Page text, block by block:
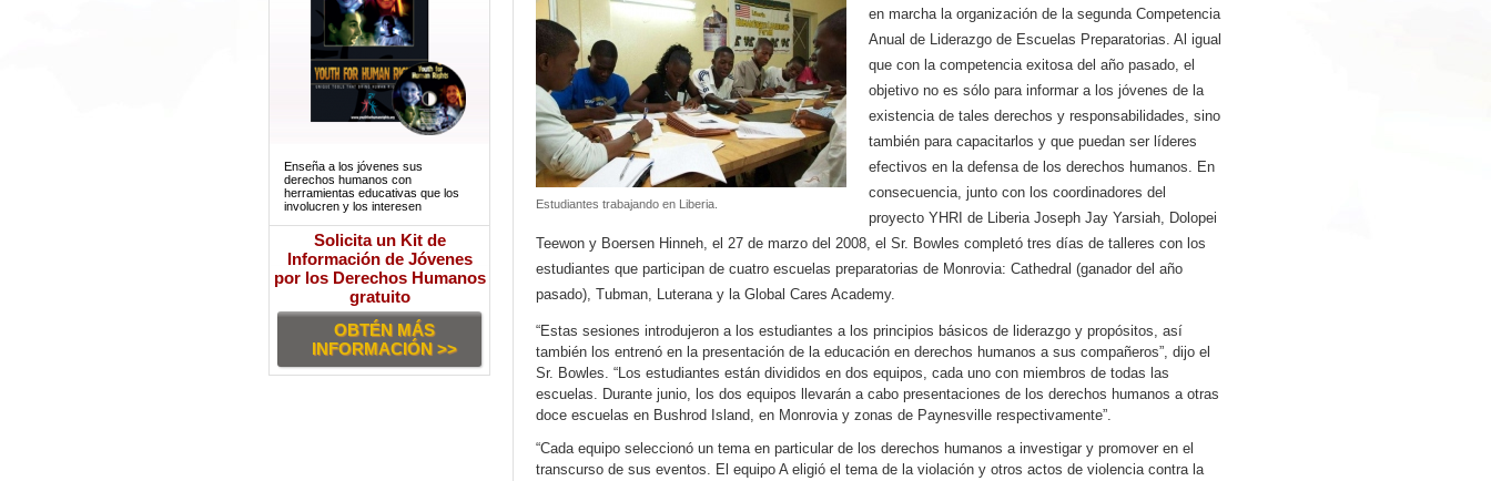
Enseña a los jóvenes sus
derechos humanos con
herramientas educativas que los
involucren y los interesen
Solicita un Kit de
Información de Jóvenes
por los Derechos Humanos
gratuito
OBTÉN MÁS
INFORMACIÓN >>
Estudiantes trabajando en Liberia.
en marcha la organización de la segunda Competencia
Anual de Liderazgo de Escuelas Preparatorias. Al igual
que con la competencia exitosa del año pasado, el
objetivo no es sólo para informar a los jóvenes de la
existencia de tales derechos y responsabilidades, sino
también para capacitarlos y que puedan ser líderes
efectivos en la defensa de los derechos humanos. En
consecuencia, junto con los coordinadores del
proyecto YHRI de Liberia Joseph Jay Yarsiah, Dolopei
Teewon y Boersen Hinneh, el 27 de marzo del 2008, el Sr. Bowles completó tres días de talleres con los
estudiantes que participan de cuatro escuelas preparatorias de Monrovia: Cathedral (ganador del año
pasado), Tubman, Luterana y la Global Cares Academy.
“Estas sesiones introdujeron a los estudiantes a los principios básicos de liderazgo y propósitos, así
también los entrenó en la presentación de la educación en derechos humanos a sus compañeros”, dijo el
Sr. Bowles. “Los estudiantes están divididos en dos equipos, cada uno con miembros de todas las
escuelas. Durante junio, los dos equipos llevarán a cabo presentaciones de los derechos humanos a otras
doce escuelas en Bushrod Island, en Monrovia y zonas de Paynesville respectivamente”.
“Cada equipo seleccionó un tema en particular de los derechos humanos a investigar y promover en el
transcurso de sus eventos. El equipo A eligió el tema de la violación y otros actos de violencia contra la